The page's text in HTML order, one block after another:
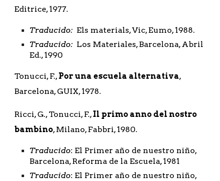
Editrice, 1977.
Traducido:
  Els materials, Vic, Eumo, 1988.
Traducido:
  Los Materiales, Barcelona, Abril
Ed., 1990
Tonucci, F., Por una escuela alternativa,
Barcelona, GUIX, 1978.
Ricci, G., Tonucci, F., Il primo anno del nostro
bambino, Milano, Fabbri, 1980.
Traducido: El Primer año de nuestro niño,
Barcelona, Reforma de la Escuela, 1981
Traducido: El Primer año de nuestro niño,